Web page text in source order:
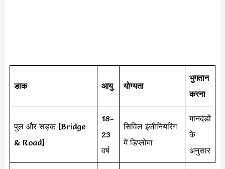
डाक आयु योग्यता
भुगतान
करना
पुल और सड़क [Bridge
& Road]
18-
23
वर्ष
सिविल इंजीनियरिंग
में डिप्लोमा
मानदंडों
के
अनुसार